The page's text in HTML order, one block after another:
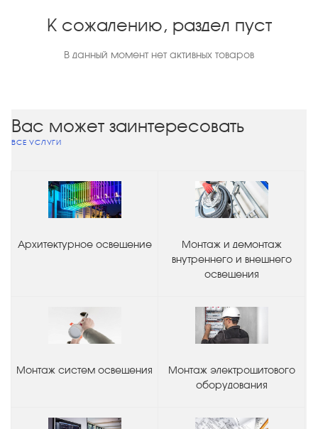
К сожалению, раздел пуст
В данный момент нет активных товаров
Вас может заинтересовать
ВСЕ УСЛУГИ
Архитектурное освещение
Монтаж и демонтаж
внутреннего и внешнего
освещения
Монтаж систем освещения
Монтаж электрощитового
оборудования